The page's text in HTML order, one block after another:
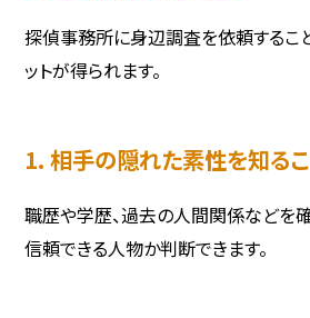
探偵事務所に身辺調査を依頼するこ
ットが得られます。
1. 相手の隠れた素性を知る
職歴や学歴、過去の人間関係などを
信頼できる人物か判断できます。